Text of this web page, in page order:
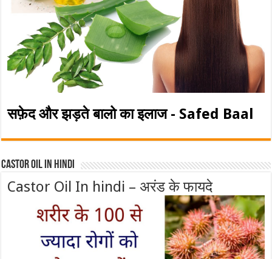
सफ़ेद और झड़ते बालो का इलाज - Safed Baal
Castor Oil In Hindi
Castor Oil In hindi – अरंड के फायदे